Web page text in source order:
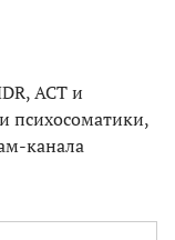
ACT и
психосоматики,
канала